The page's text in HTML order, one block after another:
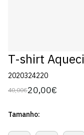
T-shirt
2020324220
Preço
40,00€
Preço
venda
20,00€
Tamanho: